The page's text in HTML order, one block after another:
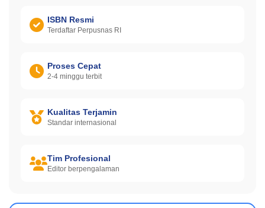
ISBN Resmi
Terdaftar Perpusnas RI
Proses Cepat
2-4 minggu terbit
Kualitas Terjamin
Standar internasional
Tim Profesional
Editor berpengalaman